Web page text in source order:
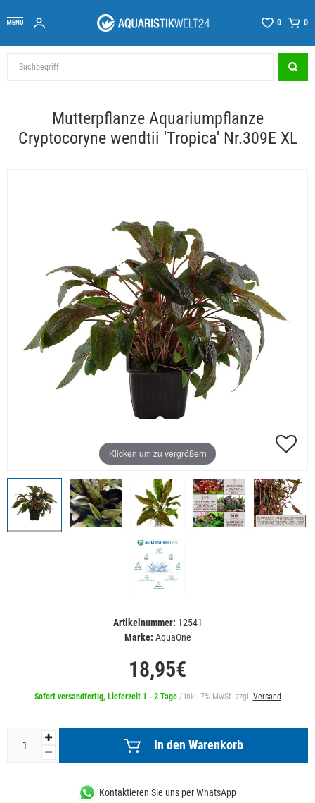
0 0
Mutterpflanze Aquariumpflanze
Cryptocoryne wendtii 'Tropica' Nr.309E XL
Klicken um zu vergrößern
Artikelnummer: 12541
Marke: AquaOne
18,95€
Sofort versandfertig, Lieferzeit 1 - 2 Tage / inkl. 7% MwSt. zzgl. Versand
In den Warenkorb
Kontaktieren Sie uns per WhatsApp